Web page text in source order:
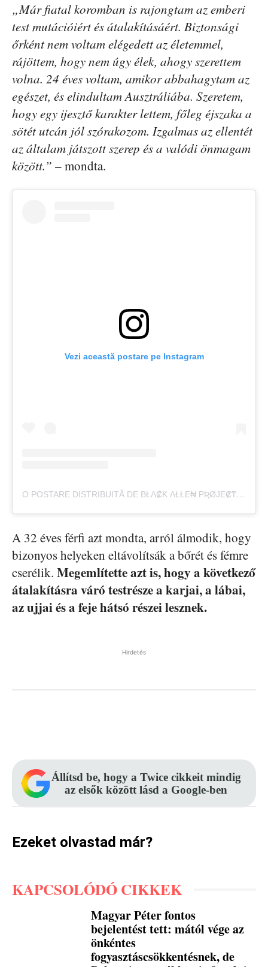
„Már fiatal koromban is rajongtam az emberi
test mutációiért és átalakításáért. Biztonsági
őrként nem voltam elégedett az életemmel,
rájöttem, hogy nem úgy élek, ahogy szerettem
volna. 24 éves voltam, amikor abbahagytam az
egészet, és elindultam Ausztráliába. Szeretem,
hogy egy ijesztő karakter lettem, főleg éjszaka a
sötét utcán jól szórakozom. Izgalmas az ellentét
az általam játszott szerep és a valódi önmagam
között.” – mondta.
Vezi această postare pe Instagram
O POSTARE DISTRIBUITĂ DE BŁΛ₡Ƙ ΛŁŁE₦ PƦØJE₡₸ EVØŁU₸ŁØ₦🚷 (@THE_BLACK_ALIEN_PROJECT)
A 32 éves férfi azt mondta, arról álmodik, hogy
bizonyos helyeken eltávolítsák a bőrét és fémre
cserélik. Megemlítette azt is, hogy a következő
átalakításra váró testrésze a karjai, a lábai,
az ujjai és a feje hátsó részei lesznek.
Hirdetés
Állítsd be, hogy a Twice cikkeit mindig
az elsők között lásd a Google-ben
Ezeket olvastad már?
KAPCSOLÓDÓ CIKKEK
Magyar Péter fontos
bejelentést tett: mától vége az
önkéntes
fogyasztáscsökkentésnek, de